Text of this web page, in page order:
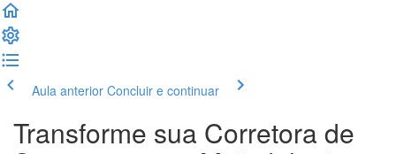
Aula anterior Concluir e continuar
Transforme sua Corretora de